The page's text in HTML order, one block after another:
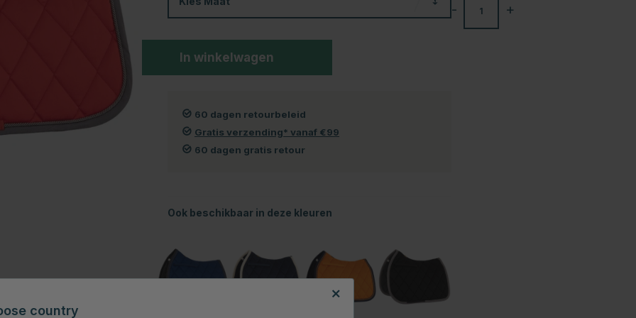
+
-
In winkelwagen
60 dagen retourbeleid
Gratis verzending* vanaf €99
60 dagen gratis retour
Ook beschikbaar in deze kleuren
country